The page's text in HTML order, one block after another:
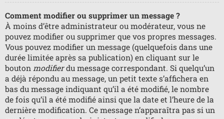
Comment modifier ou supprimer un message ?
À moins d’être administrateur ou modérateur, vous ne
pouvez modifier ou supprimer que vos propres messages.
Vous pouvez modifier un message (quelquefois dans une
durée limitée après sa publication) en cliquant sur le
bouton modifierdu message correspondant. Si quelqu’un
a déjà répondu au message, un petit texte s’affichera en
bas du message indiquant qu’il a été modifié, le nombre
de fois qu’il a été modifié ainsi que la date et l’heure de la
dernière modification. Ce message n’apparaîtra pas si un